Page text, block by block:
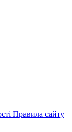
Правила сайту